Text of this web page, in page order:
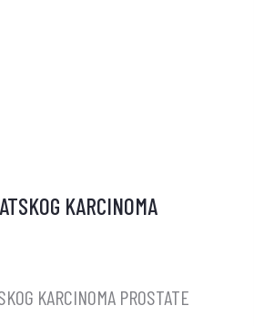
KARCINOMA
KARCINOMA PROSTATE